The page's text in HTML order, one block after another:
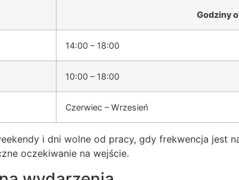
Godziny
14:00 – 18:00
10:00 – 18:00
Czerwiec – Wrzesień
i dni wolne od pracy, gdy frekwencja jest
oczekiwanie na wejście.